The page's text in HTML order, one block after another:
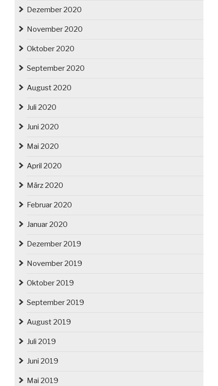
Dezember 2020
November 2020
Oktober 2020
September 2020
August 2020
Juli 2020
Juni 2020
Mai 2020
April 2020
März 2020
Februar 2020
Januar 2020
Dezember 2019
November 2019
Oktober 2019
September 2019
August 2019
Juli 2019
Juni 2019
Mai 2019